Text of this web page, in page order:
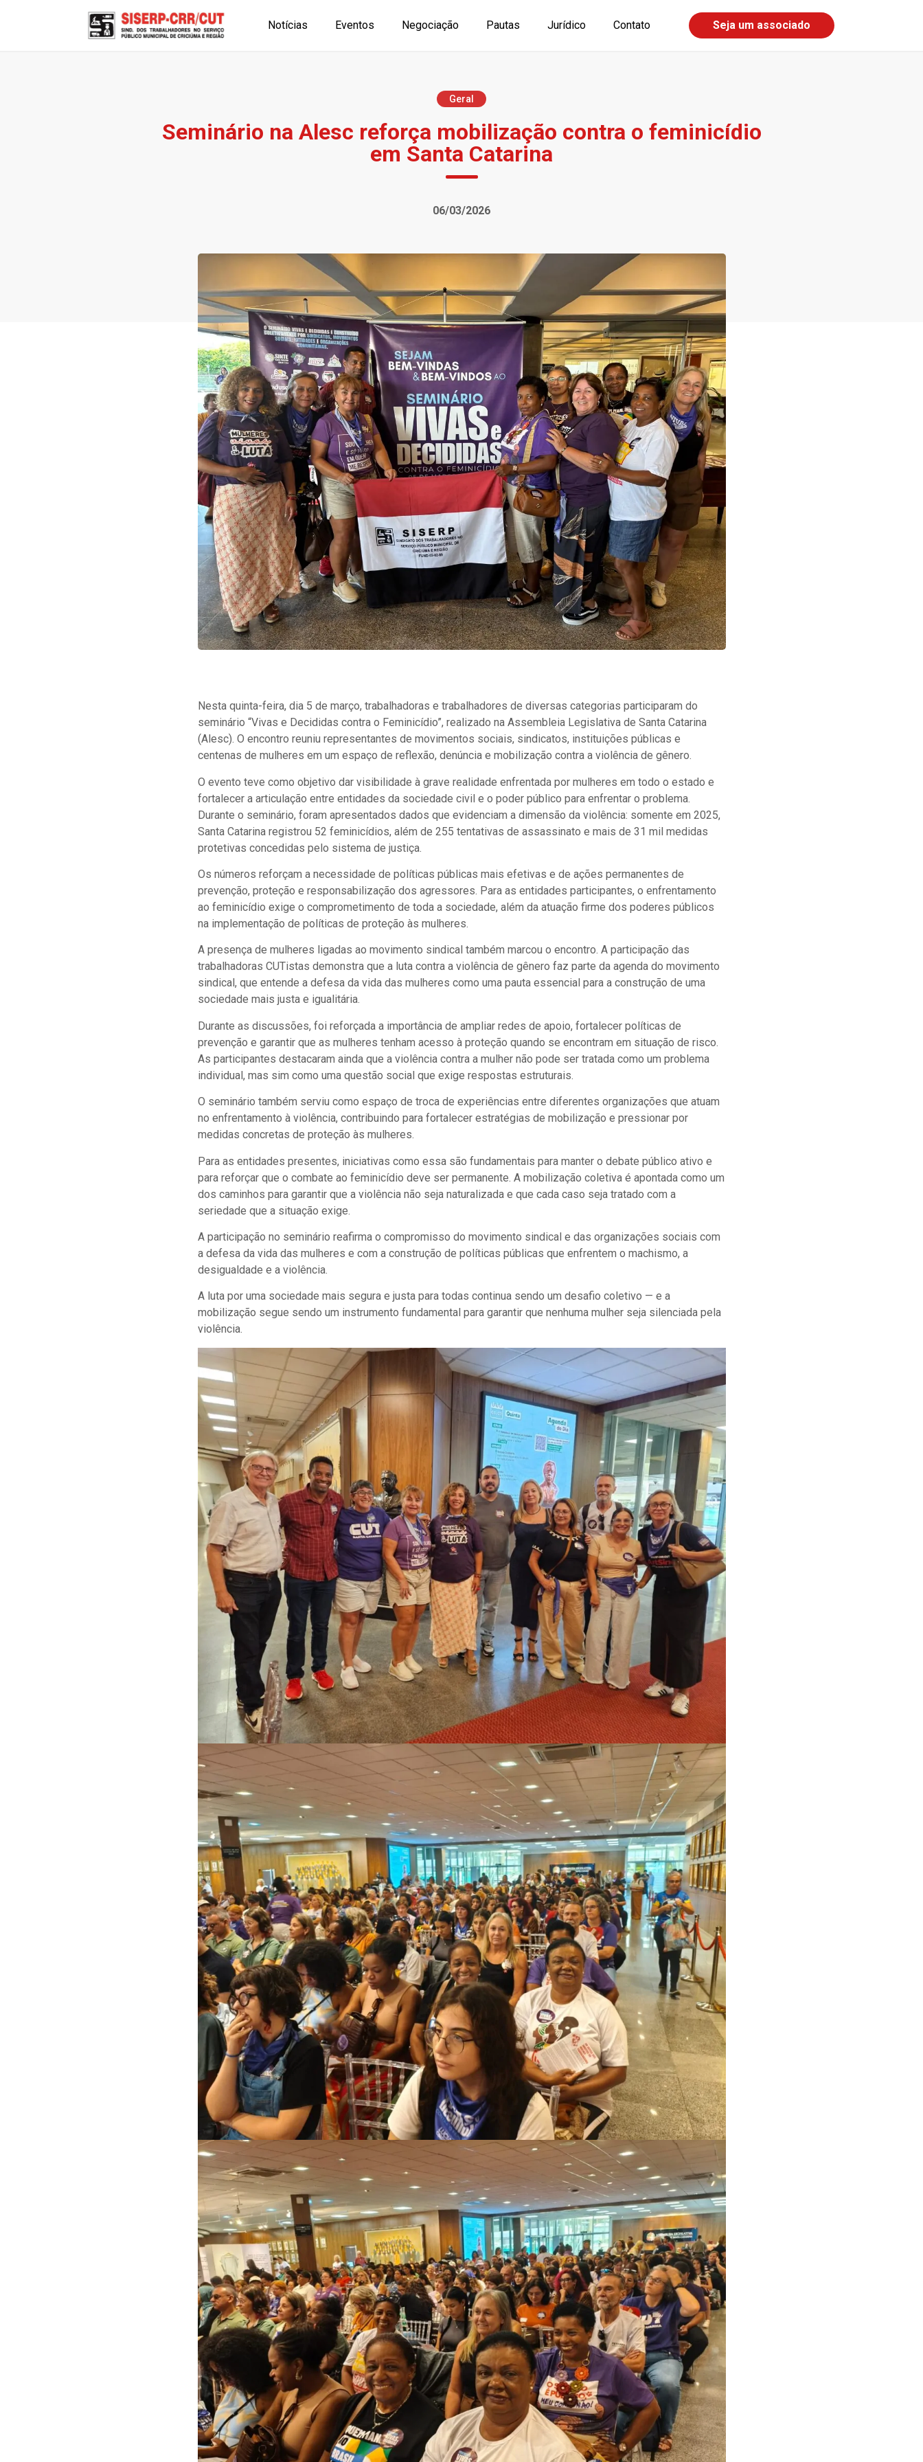
Notícias Eventos Negociação Pautas Jurídico Contato Seja um associado
Geral
Seminário na Alesc reforça mobilização contra o feminicídio
em Santa Catarina
06/03/2026
Nesta quinta-feira, dia 5 de março, trabalhadoras e trabalhadores de diversas categorias participaram do
seminário “Vivas e Decididas contra o Feminicídio”, realizado na Assembleia Legislativa de Santa Catarina
(Alesc). O encontro reuniu representantes de movimentos sociais, sindicatos, instituições públicas e
centenas de mulheres em um espaço de reflexão, denúncia e mobilização contra a violência de gênero.
O evento teve como objetivo dar visibilidade à grave realidade enfrentada por mulheres em todo o estado e
fortalecer a articulação entre entidades da sociedade civil e o poder público para enfrentar o problema.
Durante o seminário, foram apresentados dados que evidenciam a dimensão da violência: somente em 2025,
Santa Catarina registrou 52 feminicídios, além de 255 tentativas de assassinato e mais de 31 mil medidas
protetivas concedidas pelo sistema de justiça.
Os números reforçam a necessidade de políticas públicas mais efetivas e de ações permanentes de
prevenção, proteção e responsabilização dos agressores. Para as entidades participantes, o enfrentamento
ao feminicídio exige o comprometimento de toda a sociedade, além da atuação firme dos poderes públicos
na implementação de políticas de proteção às mulheres.
A presença de mulheres ligadas ao movimento sindical também marcou o encontro. A participação das
trabalhadoras CUTistas demonstra que a luta contra a violência de gênero faz parte da agenda do movimento
sindical, que entende a defesa da vida das mulheres como uma pauta essencial para a construção de uma
sociedade mais justa e igualitária.
Durante as discussões, foi reforçada a importância de ampliar redes de apoio, fortalecer políticas de
prevenção e garantir que as mulheres tenham acesso à proteção quando se encontram em situação de risco.
As participantes destacaram ainda que a violência contra a mulher não pode ser tratada como um problema
individual, mas sim como uma questão social que exige respostas estruturais.
O seminário também serviu como espaço de troca de experiências entre diferentes organizações que atuam
no enfrentamento à violência, contribuindo para fortalecer estratégias de mobilização e pressionar por
medidas concretas de proteção às mulheres.
Para as entidades presentes, iniciativas como essa são fundamentais para manter o debate público ativo e
para reforçar que o combate ao feminicídio deve ser permanente. A mobilização coletiva é apontada como um
dos caminhos para garantir que a violência não seja naturalizada e que cada caso seja tratado com a
seriedade que a situação exige.
A participação no seminário reafirma o compromisso do movimento sindical e das organizações sociais com
a defesa da vida das mulheres e com a construção de políticas públicas que enfrentem o machismo, a
desigualdade e a violência.
A luta por uma sociedade mais segura e justa para todas continua sendo um desafio coletivo — e a
mobilização segue sendo um instrumento fundamental para garantir que nenhuma mulher seja silenciada pela
violência.